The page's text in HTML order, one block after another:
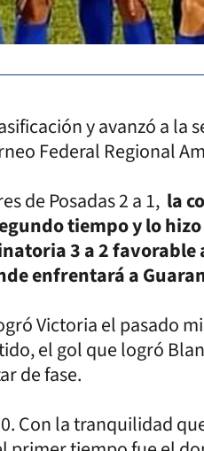
y avanzó a la
Federal Regional
de Posadas 2 a 1, la
tiempo y lo
3 a 2 favorable
enfrentará a
Victoria el pasado
el gol que logró
de fase.
Con la tranquilidad